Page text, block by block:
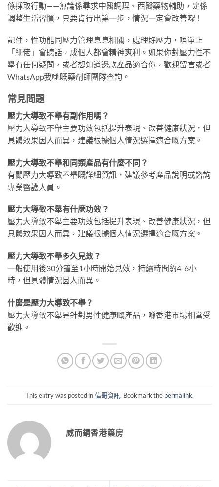
係採取行動——無論係尋求中醫調理、西醫藥物輔助，定係
調整生活習慣，只要肯行出第一步，情況一定會改善㗎！
記住，性功能同壓力管理息息相關，處理好壓力，唔單止
「細佬」會聽話，成個人都會精神爽利。如果你對壓力性不
舉有任何疑問，或者想知道邊款產品適合你，歡迎留言或者
WhatsApp我哋嘅藥劑師團隊查詢。
常見問題
壓力大導致不舉有副作用嗎？
壓力大導致不舉主要功效包括提升表現、改善健康狀況，但
具體效果因人而異，建議根據個人情況選擇適合嘅方案。
壓力大導致不舉和同類產品有什麼不同？
有關壓力大導致不舉嘅詳細資訊，建議參考產品說明或諮詢
專業醫護人員。
壓力大導致不舉有什麼功效？
壓力大導致不舉主要功效包括提升表現、改善健康狀況，但
具體效果因人而異，建議根據個人情況選擇適合嘅方案。
壓力大導致不舉多久見效？
一般使用後30分鐘至1小時開始見效，持續時間約4-6小
時，但具體情況因人而異。
什麼是壓力大導致不舉？
壓力大導致不舉是針對男性健康嘅產品，喺香港市場相當受
歡迎。
This entry was posted in偉哥資訊. Bookmark the permalink.
威而鋼香港藥房